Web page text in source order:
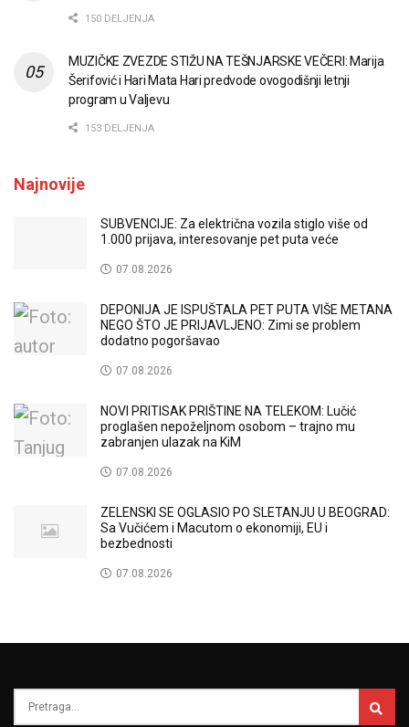
150 DELJENJA
MUZIČKE ZVEZDE STIŽU NA TEŠNJARSKE VEČERI: Marija
Šerifović i Hari Mata Hari predvode ovogodišnji letnji
program u Valjevu
153 DELJENJA
Najnovije
SUBVENCIJE: Za električna vozila stiglo više od
1.000 prijava, interesovanje pet puta veće
07.08.2026
DEPONIJA JE ISPUŠTALA PET PUTA VIŠE METANA
NEGO ŠTO JE PRIJAVLJENO: Zimi se problem
dodatno pogoršavao
07.08.2026
NOVI PRITISAK PRIŠTINE NA TELEKOM: Lučić
proglašen nepoželjnom osobom – trajno mu
zabranjen ulazak na KiM
07.08.2026
ZELENSKI SE OGLASIO PO SLETANJU U BEOGRAD:
Sa Vučićem i Macutom o ekonomiji, EU i
bezbednosti
07.08.2026